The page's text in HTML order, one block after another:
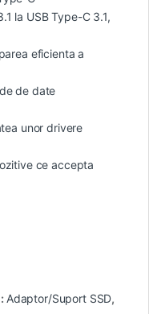
la USB Type-C 3.1,
eficienta a
de date
unor drivere
ce accepta
Adaptor/Suport SSD,